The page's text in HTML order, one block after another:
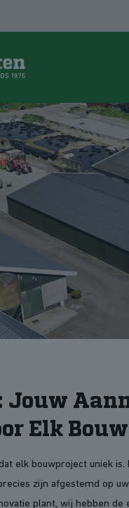
Jouw
Elk
elk bouwproject uniek is.
zijn afgestemd op
plant, wij hebben